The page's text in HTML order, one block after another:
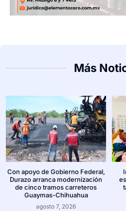
Más
Con apoyo de Gobierno Federal,
Durazo arranca modernización
de cinco tramos carreteros
Guaymas-Chihuahua
agosto 7, 2026